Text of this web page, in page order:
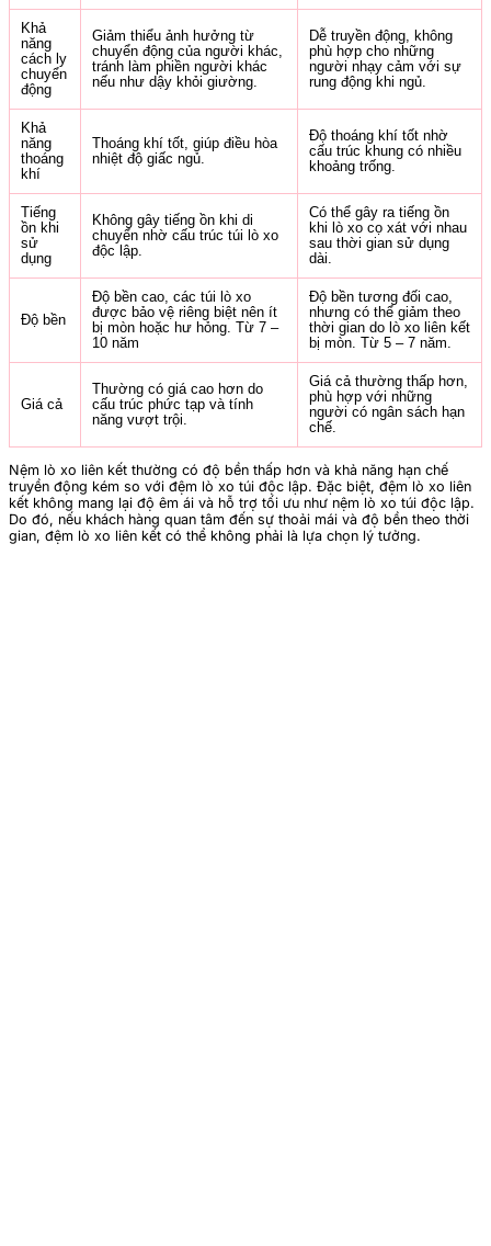
Khả
năng
cách ly
chuyển
động
Giảm thiểu ảnh hưởng từ
chuyển động của người khác,
tránh làm phiền người khác
nếu như dậy khỏi giường.
Dễ truyền động, không
phù hợp cho những
người nhạy cảm với sự
rung động khi ngủ.
Khả
năng
thoáng
khí
Thoáng khí tốt, giúp điều hòa
nhiệt độ giấc ngủ.
Độ thoáng khí tốt nhờ
cấu trúc khung có nhiều
khoảng trống.
Tiếng
ồn khi
sử
dụng
Không gây tiếng ồn khi di
chuyển nhờ cấu trúc túi lò xo
độc lập.
Có thể gây ra tiếng ồn
khi lò xo cọ xát với nhau
sau thời gian sử dụng
dài.
Độ bền
Độ bền cao, các túi lò xo
được bảo vệ riêng biệt nên ít
bị mòn hoặc hư hỏng. Từ 7 –
10 năm
Độ bền tương đối cao,
nhưng có thể giảm theo
thời gian do lò xo liên kết
bị mòn. Từ 5 – 7 năm.
Giá cả
Thường có giá cao hơn do
cấu trúc phức tạp và tính
năng vượt trội.
Giá cả thường thấp hơn,
phù hợp với những
người có ngân sách hạn
chế.
Nệm lò xo liên kết thường có độ bền thấp hơn và khả năng hạn chế
truyền động kém so với đệm lò xo túi độc lập. Đặc biệt, đệm lò xo liên
kết không mang lại độ êm ái và hỗ trợ tối ưu như nệm lò xo túi độc lập.
Do đó, nếu khách hàng quan tâm đến sự thoải mái và độ bền theo thời
gian, đệm lò xo liên kết có thể không phải là lựa chọn lý tưởng.